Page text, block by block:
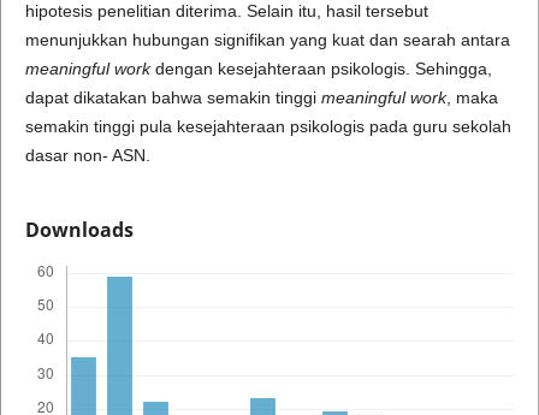
hipotesis penelitian diterima. Selain itu, hasil tersebut
menunjukkan hubungan signifikan yang kuat dan searah antara
meaningful workdengan kesejahteraan psikologis. Sehingga,
dapat dikatakan bahwa semakin tinggi meaningful work, maka
semakin tinggi pula kesejahteraan psikologis pada guru sekolah
dasar non- ASN.
Downloads